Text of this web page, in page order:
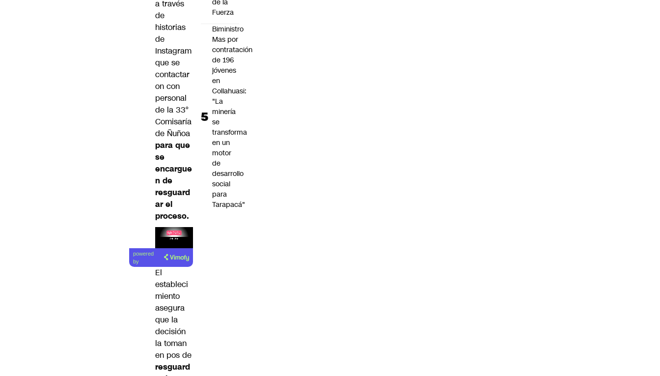
a través
de
historias
de
Instagram
que se
contactar
on con
personal
de la 33°
Comisaría
de Ñuñoa
para que
se
encargue
n de
resguard
ar el
proceso.
Lea el
artículo
powered
by
El
estableci
miento
asegura
que la
decisión
la toman
en pos de
resguard
de la
Fuerza
Biministro
Mas por
contratación
de 196
jóvenes
en
Collahuasi:
"La
minería
se
transforma
en un
motor
de
desarrollo
social
para
Tarapacá"